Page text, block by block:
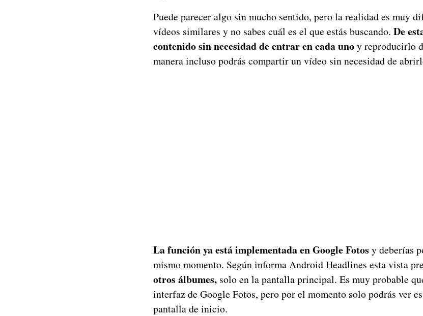
Puede parecer algo sin mucho sentido, pero la realidad es muy
vídeos similares y no sabes cuál es el que estás buscando. De
contenido sin necesidad de entrar en cada unoy reproducirlo
manera incluso podrás compartir un vídeo sin necesidad de
La función ya está implementada en Google Fotos y deberías
mismo momento. Según informa Android Headlines esta vista
otros álbumes, solo en la pantalla principal. Es muy probable
interfaz de Google Fotos, pero por el momento solo podrás ver
pantalla de inicio.